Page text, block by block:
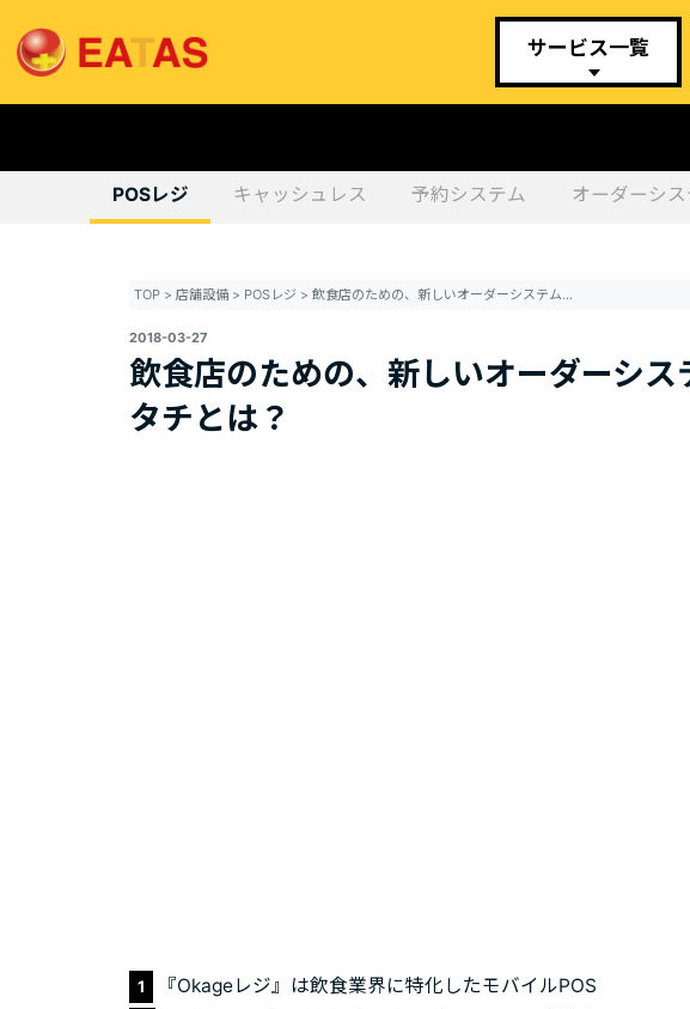
サービス一覧
POSレジ キャッシュレス 予約システム オーダーシ
TOP> 店舗設備> POSレジ > 飲食店のための、新しいオーダーシステムとPOSレジのカタチとは？
2018-03-27
飲食店のための、新しいオーダーシス
タチとは？
1 『Okageレジ』は飲食業界に特化したモバイルPOS